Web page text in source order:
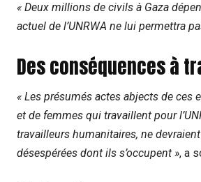
« Deux millions de civils à Gaza
actuel de l’UNRWA ne lui permettra
Des conséquences à
« Les présumés actes abjects de
et de femmes qui travaillent pour
travailleurs humanitaires, ne
désespérées dont ils s’occupent », a